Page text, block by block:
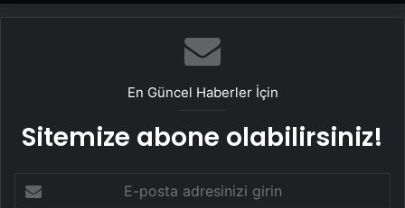
En Güncel Haberler İçin
Sitemize abone olabilirsiniz!
posta